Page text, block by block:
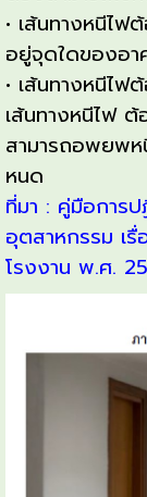
• เส้นทางหนีไฟ
อยู่จุดใดของอา
• เส้นทางหนีไฟ
เส้นทางหนีไฟ
สามารถอพยพห
หนด
ที่มา : คู่มือการ
อุตสาหกรรม เ
โรงงาน พ.ศ.